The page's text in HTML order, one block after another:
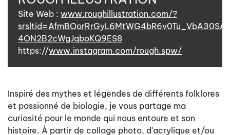
Site Web : www.roughillustration.com/?
4ON2B2cWgJqboKQ9ES8
https://www.instagram.com/rough.spw/
Inspiré des mythes et légendes de différents folklores
et passionné de biologie, je vous partage ma
curiosité pour le monde qui nous entoure et son
histoire. À partir de collage photo, d'acrylique et/ou